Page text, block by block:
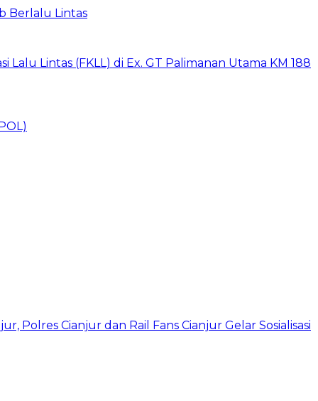
Berlalu Lintas
Lintas (FKLL) di Ex. GT Palimanan Utama KM 188
Polres Cianjur dan Rail Fans Cianjur Gelar Sosialisasi